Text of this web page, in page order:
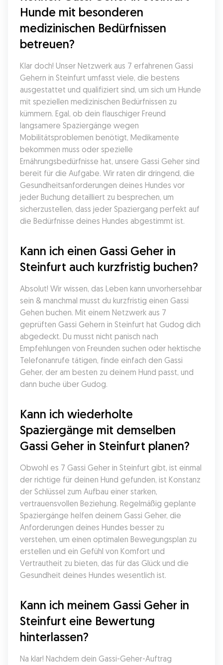
Hunde mit besonderen
medizinischen Bedürfnissen
betreuen?
Klar doch! Unser Netzwerk aus 7 erfahrenen Gassi
Gehern in Steinfurt umfasst viele, die bestens
ausgestattet und qualifiziert sind, um sich um Hunde
mit speziellen medizinischen Bedürfnissen zu
kümmern. Egal, ob dein flauschiger Freund
langsamere Spaziergänge wegen
Mobilitätsproblemen benötigt, Medikamente
bekommen muss oder spezielle
Ernährungsbedürfnisse hat, unsere Gassi Geher sind
bereit für die Aufgabe. Wir raten dir dringend, die
Gesundheitsanforderungen deines Hundes vor
jeder Buchung detailliert zu besprechen, um
sicherzustellen, dass jeder Spaziergang perfekt auf
die Bedürfnisse deines Hundes abgestimmt ist.
Kann ich einen Gassi Geher in
Steinfurt auch kurzfristig buchen?
Absolut! Wir wissen, das Leben kann unvorhersehbar
sein & manchmal musst du kurzfristig einen Gassi
Gehen buchen. Mit einem Netzwerk aus 7
geprüften Gassi Gehern in Steinfurt hat Gudog dich
abgedeckt. Du musst nicht panisch nach
Empfehlungen von Freunden suchen oder hektische
Telefonanrufe tätigen, finde einfach den Gassi
Geher, der am besten zu deinem Hund passt, und
dann buche über Gudog.
Kann ich wiederholte
Spaziergänge mit demselben
Gassi Geher in Steinfurt planen?
Obwohl es 7 Gassi Geher in Steinfurt gibt, ist einmal
der richtige für deinen Hund gefunden, ist Konstanz
der Schlüssel zum Aufbau einer starken,
vertrauensvollen Beziehung. Regelmäßig geplante
Spaziergänge helfen deinem Gassi Geher, die
Anforderungen deines Hundes besser zu
verstehen, um einen optimalen Bewegungsplan zu
erstellen und ein Gefühl von Komfort und
Vertrautheit zu bieten, das für das Glück und die
Gesundheit deines Hundes wesentlich ist.
Kann ich meinem Gassi Geher in
Steinfurt eine Bewertung
hinterlassen?
Na klar! Nachdem dein Gassi-Geher-Auftrag